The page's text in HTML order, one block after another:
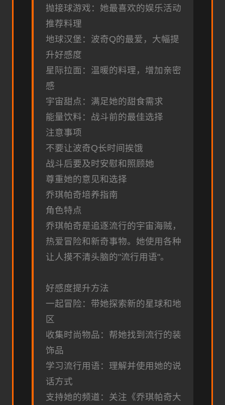
抛接球游戏：她最喜欢的娱乐活动
推荐料理
地球汉堡：波奇Q的最爱，大幅提
升好感度
星际拉面：温暖的料理，增加亲密
感
宇宙甜点：满足她的甜食需求
能量饮料：战斗前的最佳选择
注意事项
不要让波奇Q长时间挨饿
战斗后要及时安慰和照顾她
尊重她的意见和选择
乔琪帕奇培养指南
角色特点
乔琪帕奇是追逐流行的宇宙海贼，
热爱冒险和新奇事物。她使用各种
让人摸不清头脑的"流行用语"。
好感度提升方法
一起冒险：带她探索新的星球和地
区
收集时尚物品：帮她找到流行的装
饰品
学习流行用语：理解并使用她的说
话方式
支持她的频道：关注《乔琪帕奇大